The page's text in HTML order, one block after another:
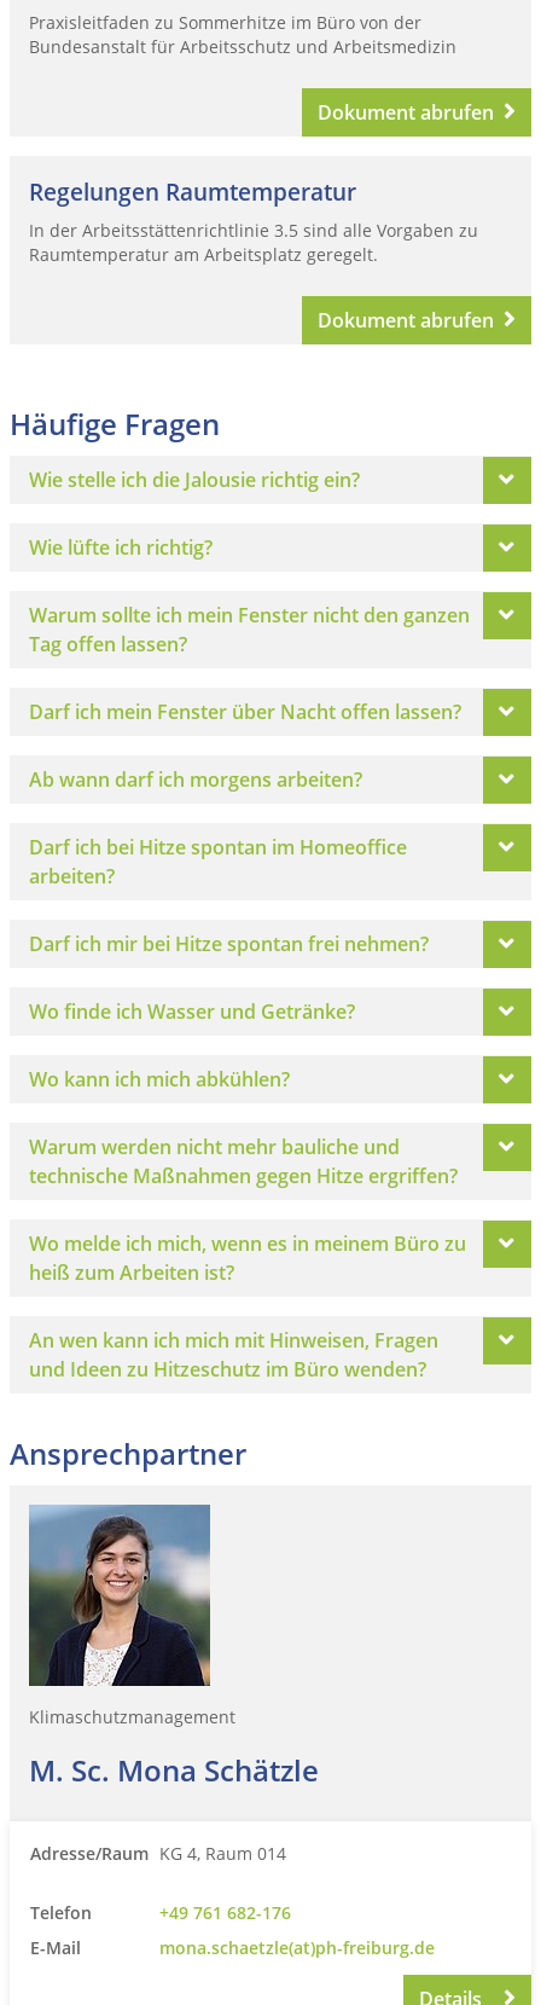
Praxisleitfaden zu Sommerhitze im Büro von der
Bundesanstalt für Arbeitsschutz und Arbeitsmedizin
Dokument abrufen
Regelungen Raumtemperatur
In der Arbeitsstättenrichtlinie 3.5 sind alle Vorgaben zu
Raumtemperatur am Arbeitsplatz geregelt.
Dokument abrufen
Häufige Fragen
Wie stelle ich die Jalousie richtig ein?
Wie lüfte ich richtig?
Warum sollte ich mein Fenster nicht den ganzen
Tag offen lassen?
Darf ich mein Fenster über Nacht offen lassen?
Ab wann darf ich morgens arbeiten?
Darf ich bei Hitze spontan im Homeoffice
arbeiten?
Darf ich mir bei Hitze spontan frei nehmen?
Wo finde ich Wasser und Getränke?
Wo kann ich mich abkühlen?
Warum werden nicht mehr bauliche und
technische Maßnahmen gegen Hitze ergriffen?
Wo melde ich mich, wenn es in meinem Büro zu
heiß zum Arbeiten ist?
An wen kann ich mich mit Hinweisen, Fragen
und Ideen zu Hitzeschutz im Büro wenden?
Ansprechpartner
Klimaschutzmanagement
M. Sc. Mona Schätzle
Adresse/Raum KG 4, Raum 014
Telefon
+49 761 682-176
E-Mail
mona.schaetzle(at)ph-freiburg.de
Details